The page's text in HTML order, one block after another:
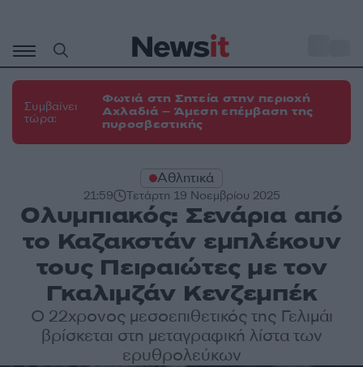
περιεχόμενο
Συμβαίνει
τώρα:
Φωτιά στη Σητεία στην περιοχή
Αχλαδιά – Άμεση επέμβαση της
πυροσβεστικής
Αθλητικά
21:59 Τετάρτη 19 Νοεμβρίου 2025
Ολυμπιακός: Σενάρια από
το Καζακστάν εμπλέκουν
τους Πειραιώτες με τον
Γκαλιμζάν Κενζεμπέκ
Ο 22χρονος μεσοεπιθετικός της Γελιμάι
βρίσκεται στη μεταγραφική λίστα των
ερυθρολεύκων